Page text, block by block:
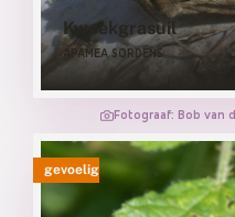
Kweekgrasuil
APAMEA SORDENS
Fotograaf: Bob van
gevoelig